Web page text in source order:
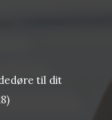
til dit